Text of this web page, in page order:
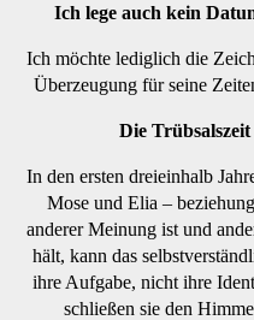
Ich lege auch kein
Ich möchte lediglich die
Überzeugung für seine
Die
In den ersten dreieinhalb
Mose und Elia –
anderer Meinung ist und
hält, kann das
ihre Aufgabe, nicht ihre
schließen sie den